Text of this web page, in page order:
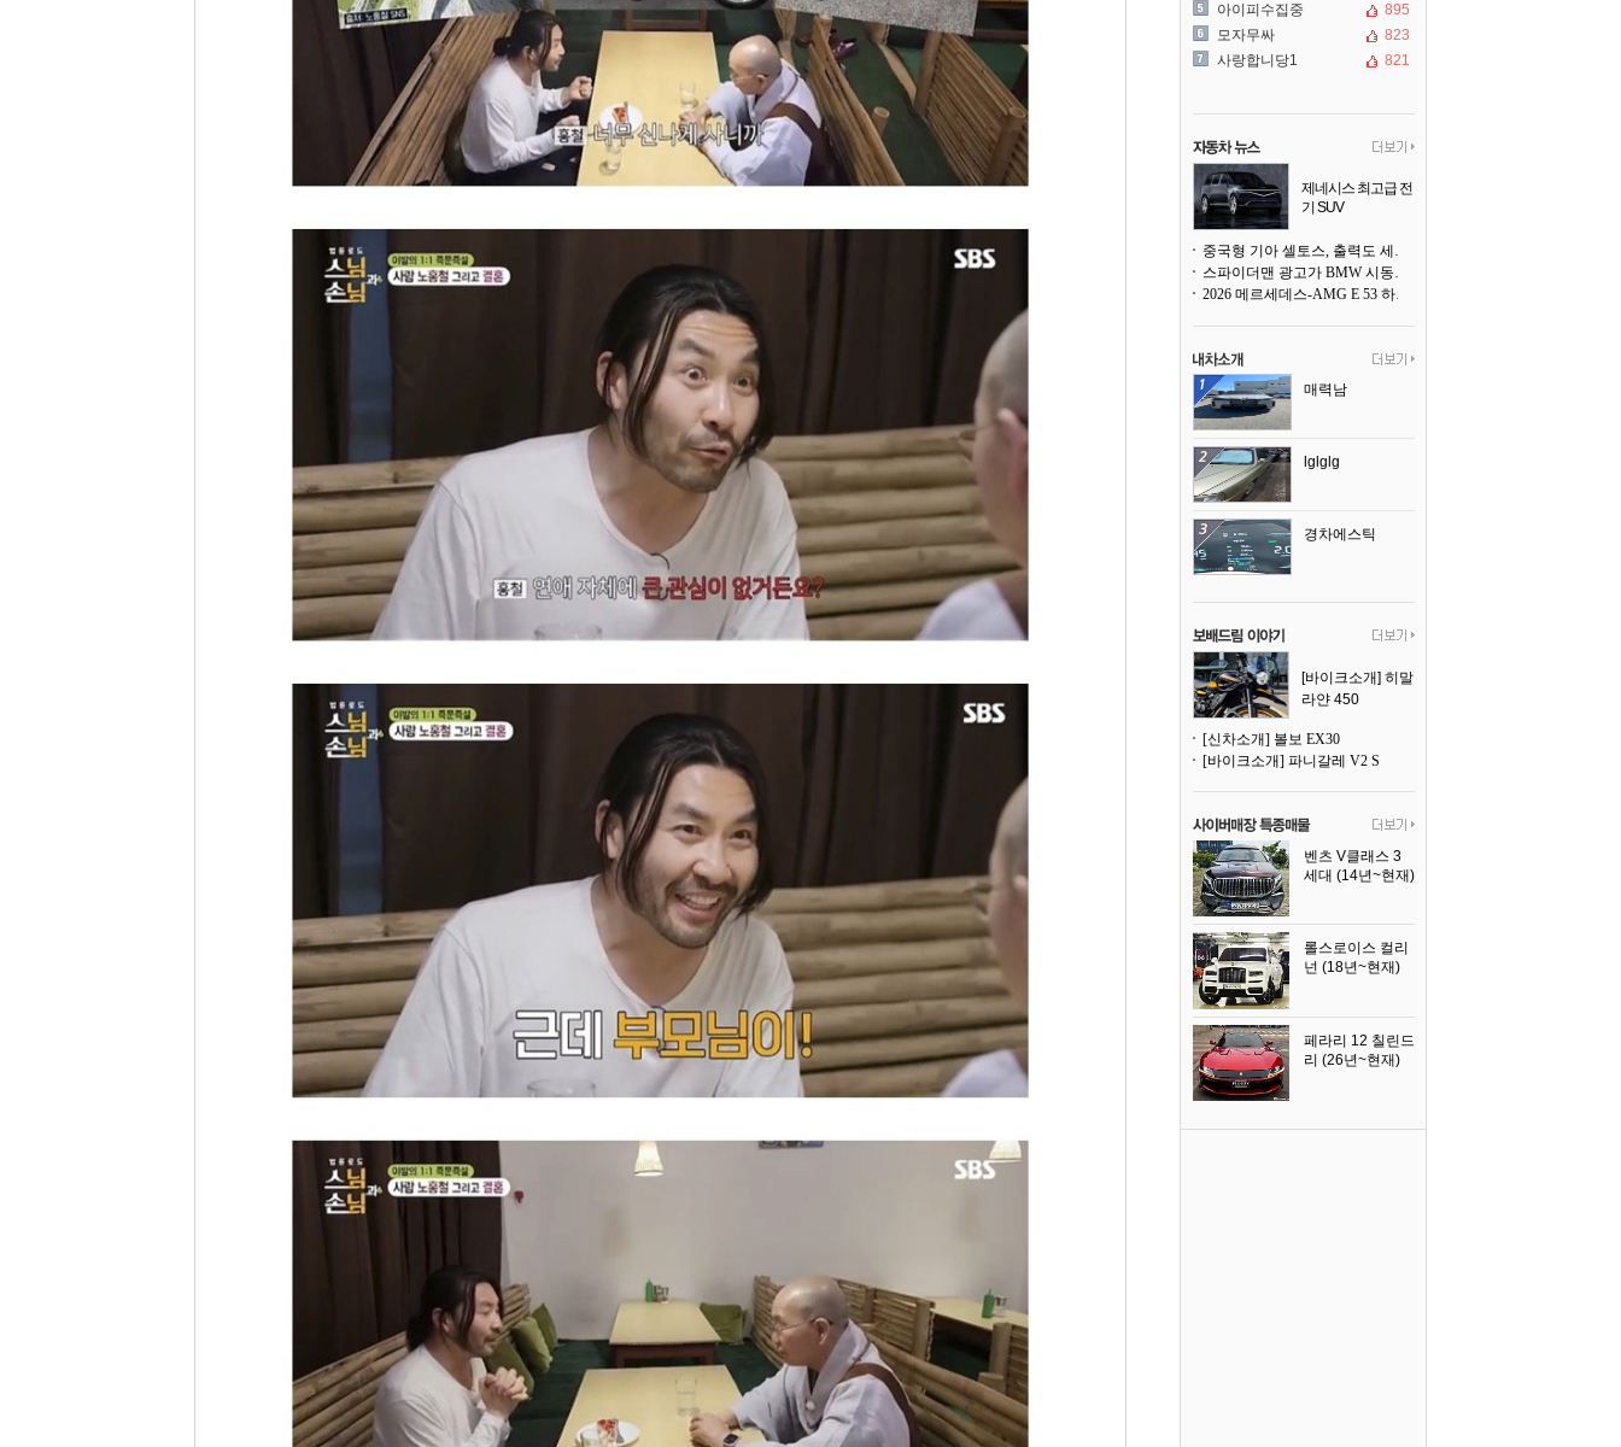
아이피수집중
895
모자무싸
823
사랑합니당1
821
제네시스 최고급 전
기 SUV
중국형 기아 셀토스, 출력도 세지고 27인치 초대형 디스플레이까지
스파이더맨 광고가 BMW 시동화면을 점령하다, 오너들은 불만
2026 메르세데스-AMG E 53 하이브리드 왜건 시승기
매력남
lglglg
경차에스틱
[바이크소개] 히말
라얀 450
[신차소개] 볼보 EX30
[바이크소개] 파니갈레 V2 S
벤츠 V클래스 3
세대 (14년~현재)
롤스로이스 컬리
넌 (18년~현재)
페라리 12 칠린드
리 (26년~현재)